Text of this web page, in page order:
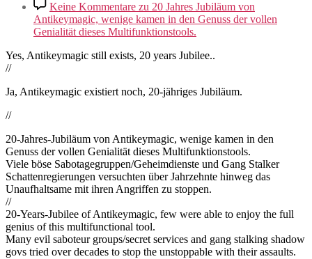
Keine Kommentare zu 20 Jahres Jubiläum von
Antikeymagic, wenige kamen in den Genuss der vollen
Genialität dieses Multifunktionstools.
Yes, Antikeymagic still exists, 20 years Jubilee..
//
Ja, Antikeymagic existiert noch, 20-jähriges Jubiläum.
//
20-Jahres-Jubiläum von Antikeymagic, wenige kamen in den
Genuss der vollen Genialität dieses Multifunktionstools.
Viele böse Sabotagegruppen/Geheimdienste und Gang Stalker
Schattenregierungen versuchten über Jahrzehnte hinweg das
Unaufhaltsame mit ihren Angriffen zu stoppen.
//
20-Years-Jubilee of Antikeymagic, few were able to enjoy the full
genius of this multifunctional tool.
Many evil saboteur groups/secret services and gang stalking shadow
govs tried over decades to stop the unstoppable with their assaults.